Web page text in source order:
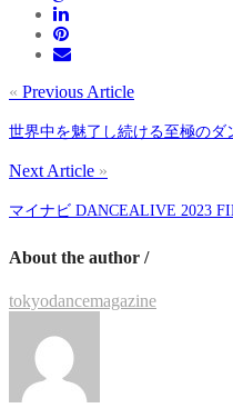
« Previous Article
世界中を魅了し続ける至極のダ
Next Article »
マイナビ DANCEALIVE 2023
About the author /
tokyodancemagazine